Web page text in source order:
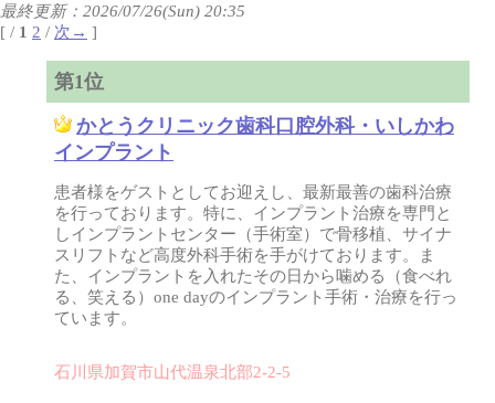
最終更新：2026/07/26(Sun) 20:35
[ / 1 2 / 次→ ]
第1位
かとうクリニック歯科口腔外科・いしかわ
インプラント
患者様をゲストとしてお迎えし、最新最善の歯科治療
を行っております。特に、インプラント治療を専門と
しインプラントセンター（手術室）で骨移植、サイナ
スリフトなど高度外科手術を手がけております。ま
た、インプラントを入れたその日から噛める（食べれ
る、笑える）one dayのインプラント手術・治療を行っ
ています。
石川県加賀市山代温泉北部2-2-5